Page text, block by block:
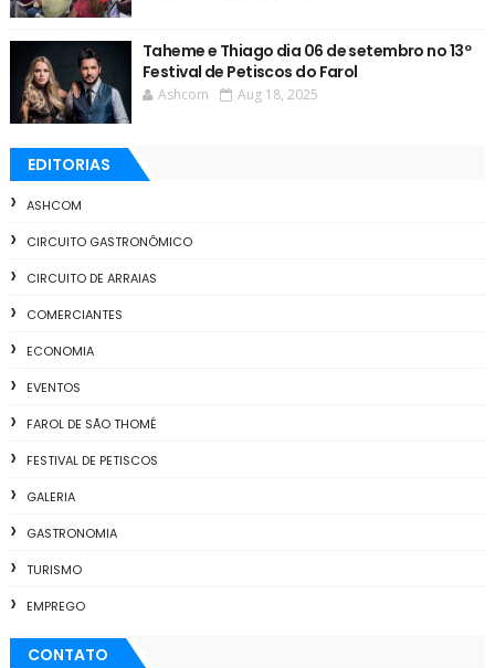
Taheme e Thiago dia 06 de setembro no 13º
Festival de Petiscos do Farol
Ashcom Aug 18, 2025
EDITORIAS
ASHCOM
CIRCUITO GASTRONÔMICO
CIRCUITO DE ARRAIAS
COMERCIANTES
ECONOMIA
EVENTOS
FAROL DE SÃO THOMÉ
FESTIVAL DE PETISCOS
GALERIA
GASTRONOMIA
TURISMO
EMPREGO
CONTATO